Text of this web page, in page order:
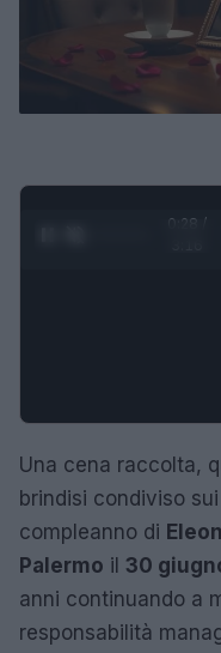
0:29 /
Una cena raccolta,
brindisi condiviso
compleanno di
Palermo il 30
anni continuando a
responsabilità